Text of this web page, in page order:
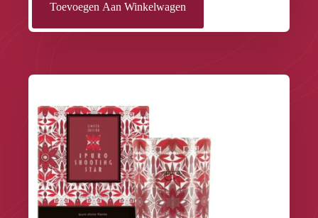
Toevoegen Aan Winkelwagen